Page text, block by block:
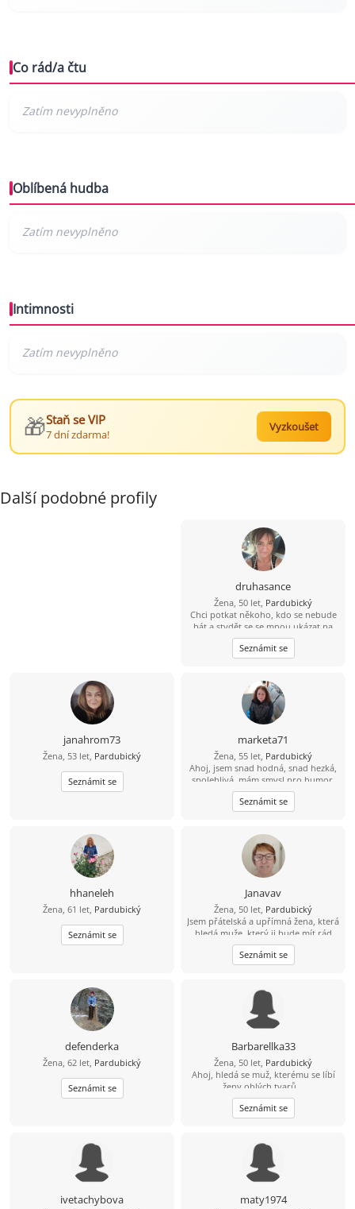
Co rád/a čtu
Oblíbená hudba
Intimnosti
🎁Staň se VIP
7 dní zdarma!
Vyzkoušet
Další podobné profily
druhasance
Žena, 50 let, Pardubický
Chci potkat někoho, kdo se nebude
bát a stydět se se mnou ukázat na
ulici, vzít mě za ruku nebo mi dát
pusu…..nechci jen nabídky sexu za
zavřenými dveřmi
Seznámit se
janahrom73
Žena, 53 let, Pardubický
Seznámit se
marketa71
Žena, 55 let, Pardubický
Ahoj, jsem snad hodná, snad hezká,
spolehlivá, mám smysl pro humor,
věrná, ohleduplná. Ráda chodím do
kina, mám ráda lidi a zvířata.
Hledám hodného, spolehlivého
hezký život.
Seznámit se
hhaneleh
Žena, 61 let, Pardubický
Seznámit se
Janavav
Žena, 50 let, Pardubický
Jsem přátelská a upřímná žena, která
hledá muže, který ji bude mít rád
takovou, jaká je
Seznámit se
defenderka
Žena, 62 let, Pardubický
Seznámit se
Barbarellka33
Žena, 50 let, Pardubický
Ahoj, hledá se muž, kterému se líbí
ženy oblých tvarů...
Kamarádskomilenecký vztah na
úrovni. Budu se těšit :-D
Seznámit se
ivetachybova maty1974